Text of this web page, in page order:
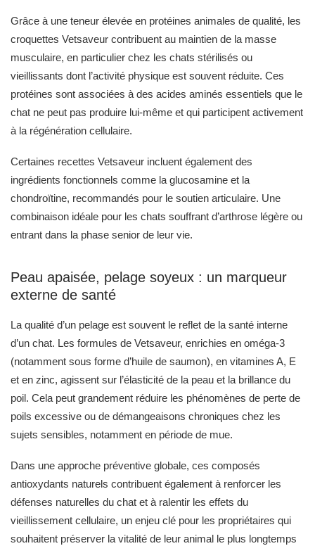
Grâce à une teneur élevée en protéines animales de qualité, les
croquettes Vetsaveur contribuent au maintien de la masse
musculaire, en particulier chez les chats stérilisés ou
vieillissants dont l’activité physique est souvent réduite. Ces
protéines sont associées à des acides aminés essentiels que le
chat ne peut pas produire lui-même et qui participent activement
à la régénération cellulaire.
Certaines recettes Vetsaveur incluent également des
ingrédients fonctionnels comme la glucosamine et la
chondroïtine, recommandés pour le soutien articulaire. Une
combinaison idéale pour les chats souffrant d’arthrose légère ou
entrant dans la phase senior de leur vie.
Peau apaisée, pelage soyeux : un marqueur
externe de santé
La qualité d’un pelage est souvent le reflet de la santé interne
d’un chat. Les formules de Vetsaveur, enrichies en oméga-3
(notamment sous forme d’huile de saumon), en vitamines A, E
et en zinc, agissent sur l’élasticité de la peau et la brillance du
poil. Cela peut grandement réduire les phénomènes de perte de
poils excessive ou de démangeaisons chroniques chez les
sujets sensibles, notamment en période de mue.
Dans une approche préventive globale, ces composés
antioxydants naturels contribuent également à renforcer les
défenses naturelles du chat et à ralentir les effets du
vieillissement cellulaire, un enjeu clé pour les propriétaires qui
souhaitent préserver la vitalité de leur animal le plus longtemps